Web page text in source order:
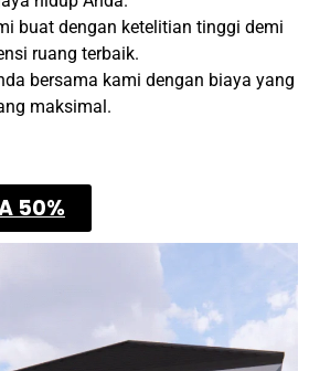
buat dengan ketelitian tinggi demi
ruang terbaik.
bersama kami dengan biaya yang
maksimal.
50%